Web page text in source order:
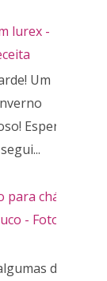
lurex -
Um
Espero
chá de
- Fotos e
dicas